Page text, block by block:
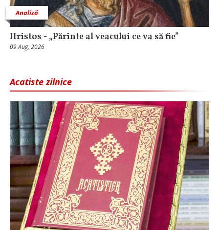
Analiză
Hristos - „Părinte al veacului ce va să fie”
09 Aug, 2026
Acatiste zilnice